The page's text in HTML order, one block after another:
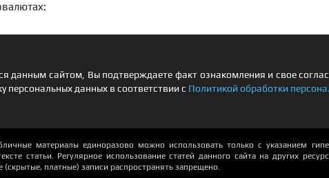
данным сайтом, Вы подтверждаете факт ознакомления и свое
персональных данных в соответствии с Политикой обработки
материалы единоразово можно использовать только с указанием
статьи. Регулярное использование статей данного сайта на других
платные) записи распространять запрещено.